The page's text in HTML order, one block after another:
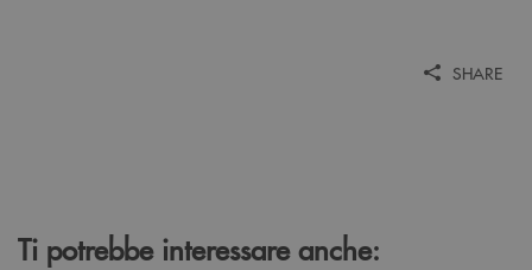
SHARE
Ti potrebbe interessare anche: